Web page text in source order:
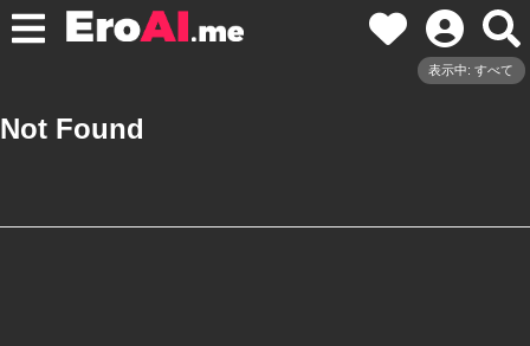
表示中: すべて
Not Found